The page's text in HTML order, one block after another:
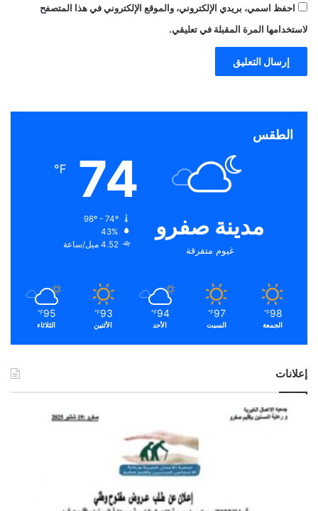
احفظ اسمي، بريدي الإلكتروني، والموقع الإلكتروني في هذا المتصفح
لاستخدامها المرة المقبلة في تعليقي.
الطقس
مدينة صفرو
غيوم متفرقة
74
℉
43%
4.52 ميل/ساعة
98
℉
الجمعة
97
℉
السبت
94
℉
الأحد
93
℉
الأثنين
95
℉
الثلاثاء
إعلانات